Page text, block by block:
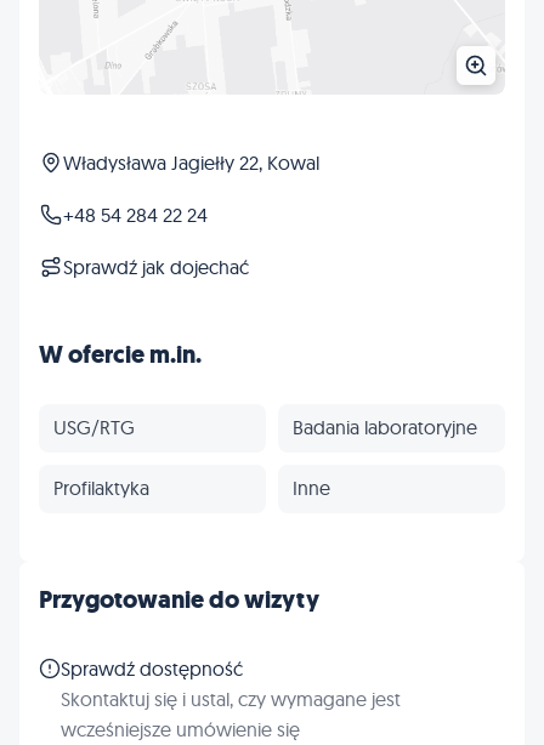
Władysława Jagiełły 22, Kowal
+48 54 284 22 24
Sprawdź jak dojechać
W ofercie m.in.
USG/RTG Badania laboratoryjne
Profilaktyka Inne
Przygotowanie do wizyty
Sprawdź dostępność
Skontaktuj się i ustal, czy wymagane jest
wcześniejsze umówienie się